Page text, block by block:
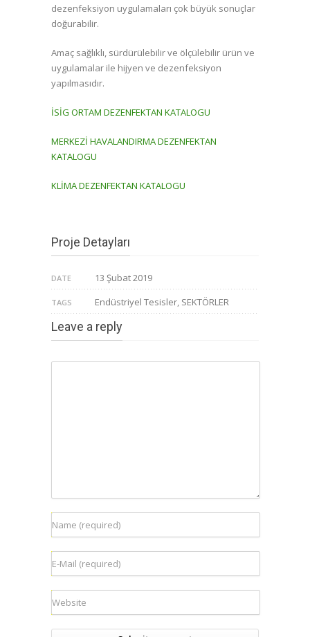
dezenfeksiyon uygulamaları çok büyük sonuçlar
doğurabilir.
Amaç sağlıklı, sürdürülebilir ve ölçülebilir ürün ve
uygulamalar ile hijyen ve dezenfeksiyon
yapılmasıdır.
İSİG ORTAM DEZENFEKTAN KATALOGU
MERKEZİ HAVALANDIRMA DEZENFEKTAN
KATALOGU
KLİMA DEZENFEKTAN KATALOGU
Proje Detayları
DATE 13 Şubat 2019
TAGS Endüstriyel Tesisler, SEKTÖRLER
Leave a reply